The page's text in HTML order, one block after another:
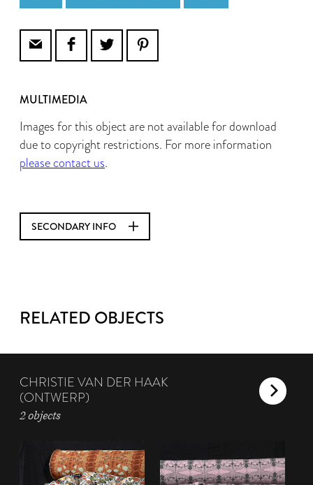
MULTIMEDIA
Images for this object are not available for download
due to copyright restrictions. For more information
please contact us.
SECONDARY INFO
RELATED OBJECTS
CHRISTIE VAN DER HAAK
(ONTWERP)
2 objects